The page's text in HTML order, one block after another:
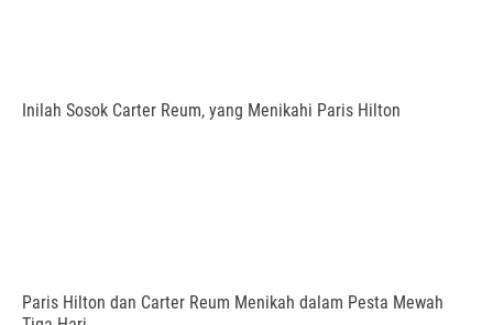
Inilah Sosok Carter Reum, yang Menikahi Paris Hilton
Paris Hilton dan Carter Reum Menikah dalam Pesta Mewah